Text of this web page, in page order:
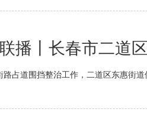
播丨长春市二道
路占道围挡整治工作，二道区东惠